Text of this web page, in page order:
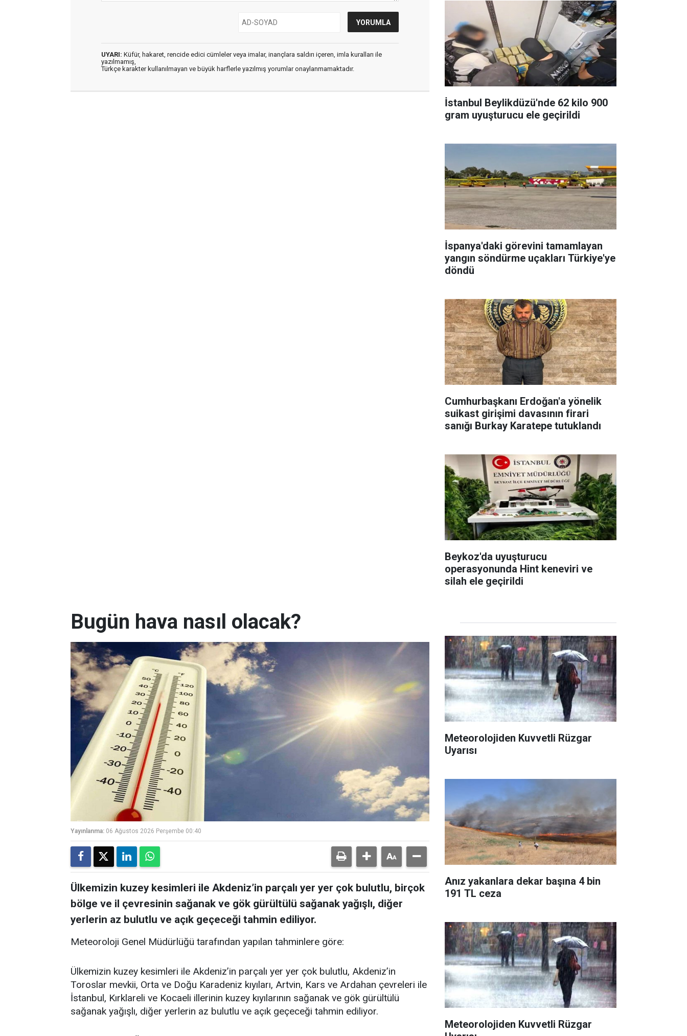
UYARI: Küfür, hakaret, rencide edici cümleler veya imalar, inançlara saldırı içeren, imla kuralları ile
yazılmamış,
Türkçe karakter kullanılmayan ve büyük harflerle yazılmış yorumlar onaylanmamaktadır.
İstanbul Beylikdüzü'nde 62 kilo 900
gram uyuşturucu ele geçirildi
İspanya'daki görevini tamamlayan
yangın söndürme uçakları Türkiye'ye
döndü
Cumhurbaşkanı Erdoğan'a yönelik
suikast girişimi davasının firari
sanığı Burkay Karatepe tutuklandı
Beykoz'da uyuşturucu
operasyonunda Hint keneviri ve
silah ele geçirildi
Bugün hava nasıl olacak?
Yayınlanma: 06 Ağustos 2026 Perşembe 00:40
Ülkemizin kuzey kesimleri ile Akdeniz’in parçalı yer yer çok bulutlu, birçok
bölge ve il çevresinin sağanak ve gök gürültülü sağanak yağışlı, diğer
yerlerin az bulutlu ve açık geçeceği tahmin ediliyor.
Meteoroloji Genel Müdürlüğü tarafından yapılan tahminlere göre:
Ülkemizin kuzey kesimleri ile Akdeniz’in parçalı yer yer çok bulutlu, Akdeniz’in
Toroslar mevkii, Orta ve Doğu Karadeniz kıyıları, Artvin, Kars ve Ardahan çevreleri ile
İstanbul, Kırklareli ve Kocaeli illerinin kuzey kıyılarının sağanak ve gök gürültülü
sağanak yağışlı, diğer yerlerin az bulutlu ve açık geçeceği tahmin ediliyor.
Meteorolojiden Kuvvetli Rüzgar
Uyarısı
Anız yakanlara dekar başına 4 bin
191 TL ceza
Meteorolojiden Kuvvetli Rüzgar